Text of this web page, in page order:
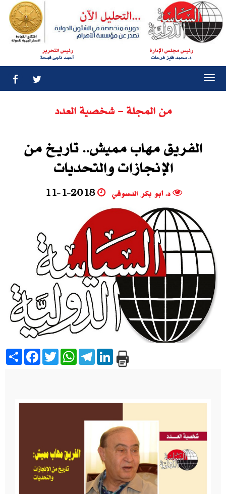
رئيس مجلس الإدارة
د. محمد فايز فرحات
رئيس التحرير
أحمد ناجى قمحة
من المجلة - شخصية العدد
الفريق مهاب مميش.. تاريـخ من
الإنجازات والتحديات
د. أبو بكر الدسوقي 11-1-2018
Share Facebook
TwitterWhatsAppTelegramLinkedIn